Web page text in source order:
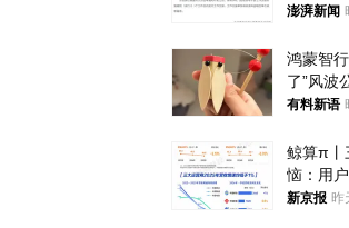
政辅导员
澎湃新闻
鸿蒙智
了”风波
曾力挺
有料新语
鲸算π丨
恼：用
入却越
新京报 昨